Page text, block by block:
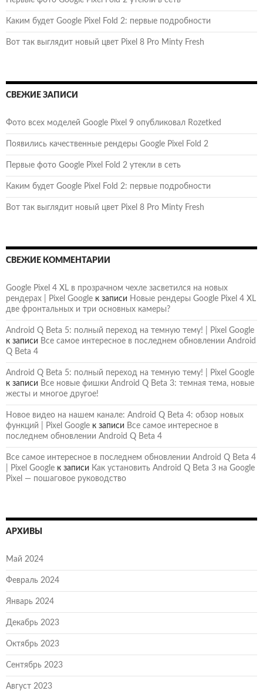
Каким будет Google Pixel Fold 2: первые подробности
Вот так выглядит новый цвет Pixel 8 Pro Minty Fresh
СВЕЖИЕ ЗАПИСИ
Фото всех моделей Google Pixel 9 опубликовал Rozetked
Появились качественные рендеры Google Pixel Fold 2
Первые фото Google Pixel Fold 2 утекли в сеть
Каким будет Google Pixel Fold 2: первые подробности
Вот так выглядит новый цвет Pixel 8 Pro Minty Fresh
СВЕЖИЕ КОММЕНТАРИИ
Google Pixel 4 XL в прозрачном чехле засветился на новых
рендерах | Pixel Google к записи Новые рендеры Google Pixel 4 XL
две фронтальных и три основных камеры?
Android Q Beta 5: полный переход на темную тему! | Pixel Google
к записи Все самое интересное в последнем обновлении Android
Q Beta 4
Android Q Beta 5: полный переход на темную тему! | Pixel Google
к записи Все новые фишки Android Q Beta 3: темная тема, новые
жесты и многое другое!
Новое видео на нашем канале: Android Q Beta 4: обзор новых
функций | Pixel Google к записи Все самое интересное в
последнем обновлении Android Q Beta 4
Все самое интересное в последнем обновлении Android Q Beta 4
| Pixel Google к записи Как установить Android Q Beta 3 на Google
Pixel — пошаговое руководство
АРХИВЫ
Май 2024
Февраль 2024
Январь 2024
Декабрь 2023
Октябрь 2023
Сентябрь 2023
Август 2023